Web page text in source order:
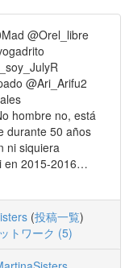
@Orel_libre
@Ari_Arifu2
hombre no, está
durante 50 años
ni siquiera
en 2015-2016…
(投稿一覧)
トワーク (5)